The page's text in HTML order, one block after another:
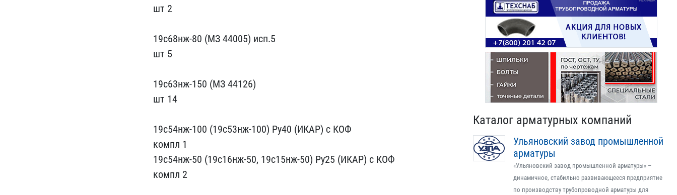
шт 2​
19с68нж-80 (МЗ 44005) ​исп.5
шт 5
19с6​3нж-150 (МЗ 44126) ​
шт 14
19с54нж-100 (1​9с53нж-100) Ру40 (ИКАР) ​с КОФ
компл 1
19​с54нж-50 (19с16нж-50, 19​с15нж-50) Ру25 (ИКАР) с ​КОФ
компл 2
Каталог арматурных компаний
Ульяновский завод промышленной
арматуры
«Ульяновский завод промышленной арматуры» –
динамичное, стабильно развивающееся предприятие
по производству трубопроводной арматуры для